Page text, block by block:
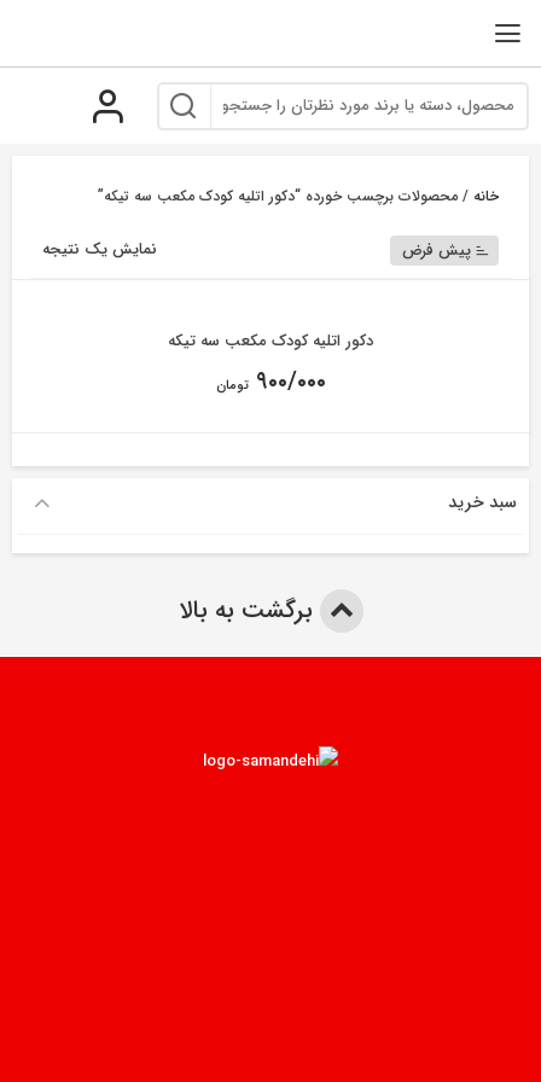
خانه / محصولات برچسب خورده “دکور اتلیه کودک مکعب سه تیکه”
نمایش یک نتیجه پیش فرض
دکور اتلیه کودک مکعب سه تیکه
۹۰۰/۰۰۰ تومان
سبد خرید
برگشت به بالا